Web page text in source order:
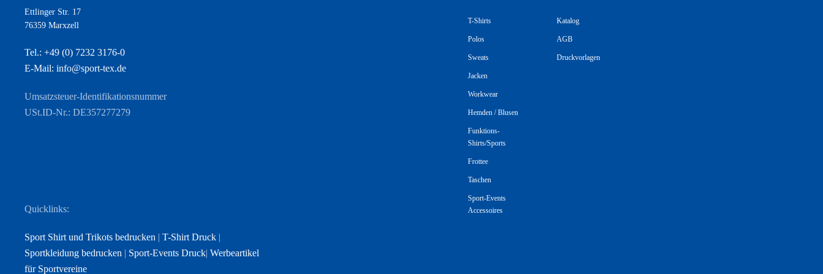
Ettlinger Str. 17
76359 Marxzell
Tel.: +49 (0) 7232 3176-0
E-Mail: info@sport-tex.de
Umsatzsteuer-Identifikationsnummer
USt.ID-Nr.: DE357277279
Quicklinks:
Sport Shirt und Trikots bedrucken | T-Shirt Druck |
Sportkleidung bedrucken | Sport-Events Druck| Werbeartikel
für Sportvereine
T-Shirts
Polos
Sweats
Jacken
Workwear
Hemden / Blusen
Funktions-
Shirts/Sports
Frottee
Taschen
Sport-Events
Accessoires
Katalog
AGB
Druckvorlagen